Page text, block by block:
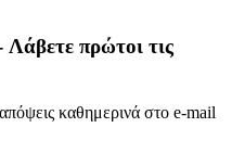
πρώτοι τις
καθημερινά στο e-mail